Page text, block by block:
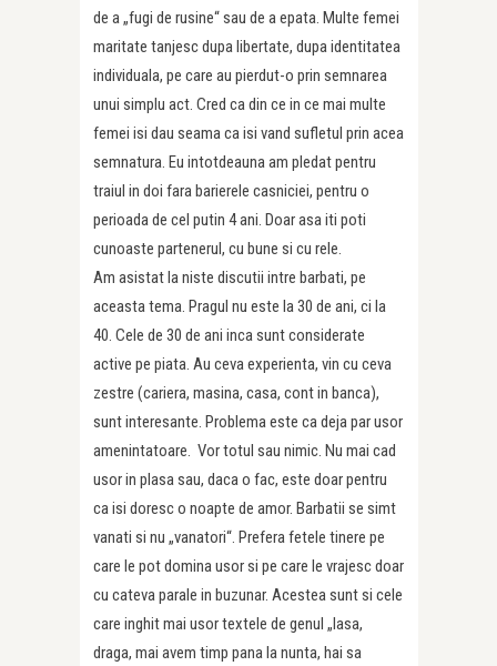
de a „fugi de rusine“ sau de a epata. Multe femei
maritate tanjesc dupa libertate, dupa identitatea
individuala, pe care au pierdut-o prin semnarea
unui simplu act. Cred ca din ce in ce mai multe
femei isi dau seama ca isi vand sufletul prin acea
semnatura. Eu intotdeauna am pledat pentru
traiul in doi fara barierele casniciei, pentru o
perioada de cel putin 4 ani. Doar asa iti poti
cunoaste partenerul, cu bune si cu rele.
Am asistat la niste discutii intre barbati, pe
aceasta tema. Pragul nu este la 30 de ani, ci la
40. Cele de 30 de ani inca sunt considerate
active pe piata. Au ceva experienta, vin cu ceva
zestre (cariera, masina, casa, cont in banca),
sunt interesante. Problema este ca deja par usor
amenintatoare. Vor totul sau nimic. Nu mai cad
usor in plasa sau, daca o fac, este doar pentru
ca isi doresc o noapte de amor. Barbatii se simt
vanati si nu „vanatori“. Prefera fetele tinere pe
care le pot domina usor si pe care le vrajesc doar
cu cateva parale in buzunar. Acestea sunt si cele
care inghit mai usor textele de genul „lasa,
draga, mai avem timp pana la nunta, hai sa